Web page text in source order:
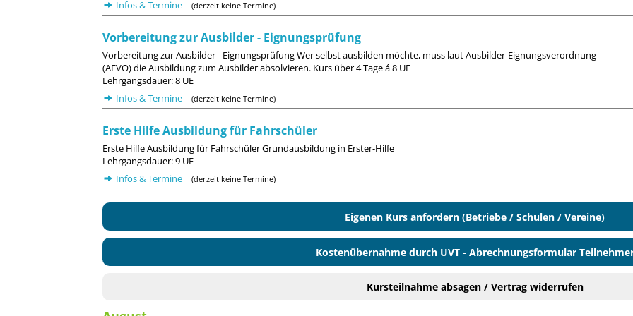
Infos & Termine (derzeit keine Termine)
Vorbereitung zur Ausbilder - Eignungsprüfung
Vorbereitung zur Ausbilder - Eignungsprüfung Wer selbst ausbilden möchte, muss laut Ausbilder-Eignungsverordnung
(AEVO) die Ausbildung zum Ausbilder absolvieren. Kurs über 4 Tage á 8 UE
Lehrgangsdauer: 8 UE
Infos & Termine
(derzeit keine Termine)
Erste Hilfe Ausbildung für Fahrschüler
Erste Hilfe Ausbildung für Fahrschüler Grundausbildung in Erster-Hilfe
Lehrgangsdauer: 9 UE
Infos & Termine
(derzeit keine Termine)
Eigenen Kurs anfordern (Betriebe / Schulen / Vereine)
Kostenübernahme durch UVT - Abrechnungsformular
Kursteilnahme absagen / Vertrag widerrufen